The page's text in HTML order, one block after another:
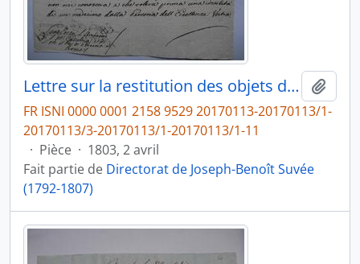
Lettre sur la restitution des objets de la Villa Medici appartenant au roi d’Étrurie, d’Antonio Notari à l’ambassadeur du roi d’Étrurie à Rome, fol. 15-15bis
FR ISNI 0000 0001 2158 9529 20170113-20170113/1-
20170113/3-20170113/1-20170113/1-11
· Pièce · 1803, 2 avril
Fait partie de Directorat de Joseph-Benoît Suvée
(1792-1807)